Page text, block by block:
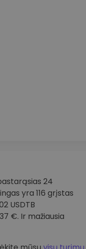
24
yra 116 grįstas
USDTB
€. Ir mažiausia